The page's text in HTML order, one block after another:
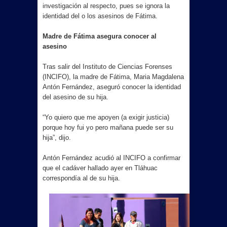
inteligencia artificial: Alba Villasana
por ambiente mundialista
• Inaugura SUPERISSSTE una nueva
investigación al respecto, pues se ignora la
identidad del o los asesinos de Fátima.
Madre de Fátima asegura conocer al
asesino
Tras salir del Instituto de Ciencias Forenses
(INCIFO), la madre de Fátima, Maria Magdalena
Antón Fernández, aseguró conocer la identidad
del asesino de su hija.
“Yo quiero que me apoyen (a exigir justicia)
porque hoy fui yo pero mañana puede ser su
hija”, dijo.
Antón Fernández acudió al INCIFO a confirmar
que el cadáver hallado ayer en Tláhuac
correspondía al de su hija.